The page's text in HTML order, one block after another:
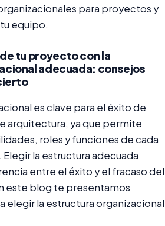
para proyectos y
equipo.
tu proyecto con la
adecuada: consejos
es clave para el éxito de
arquitectura, ya que permite
roles y funciones de cada
la estructura adecuada
entre el éxito y el fracaso del
este blog te presentamos
elegir la estructura organizacional